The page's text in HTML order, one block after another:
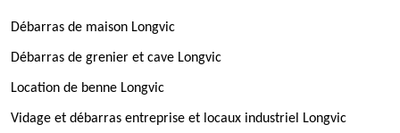
Débarras de maison Longvic
Débarras de grenier et cave Longvic
Location de benne Longvic
Vidage et débarras entreprise et locaux industriel Longvic